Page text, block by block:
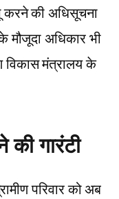
करने की अधिसूचना
मौजूदा अधिकार भी
विकास मंत्रालय के
गारंटी
परिवार को अब